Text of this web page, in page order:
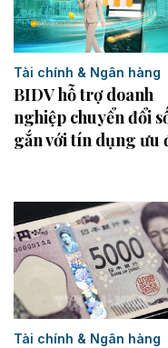
Tài chính & Ngân hàng
BIDV hỗ trợ doanh
nghiệp chuyển đổi
gắn với tín dụng ưu
Tài chính & Ngân hàng